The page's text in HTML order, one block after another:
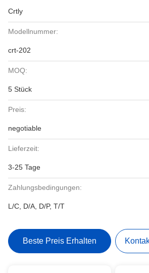
Crtly
Modellnummer:
crt-202
MOQ:
5 Stück
Preis:
negotiable
Lieferzeit:
3-25 Tage
Zahlungsbedingungen:
L/C, D/A, D/P, T/T
Beste Preis Erhalten